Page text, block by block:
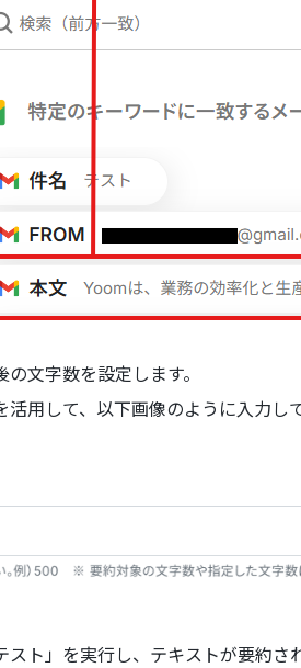
の文字数を設定します。
活用して、以下画像のように入力し
スト」を実行し、テキストが要約